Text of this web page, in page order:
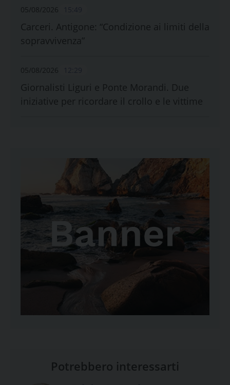
05/08/2026
Carceri. Antigone: “Condizione ai limiti della
sopravvivenza”
05/08/2026
Giornalisti Liguri e Ponte Morandi. Due
iniziative per ricordare il crollo e le vittime
Potrebbero interessarti